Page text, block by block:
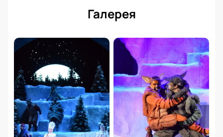
Галерея